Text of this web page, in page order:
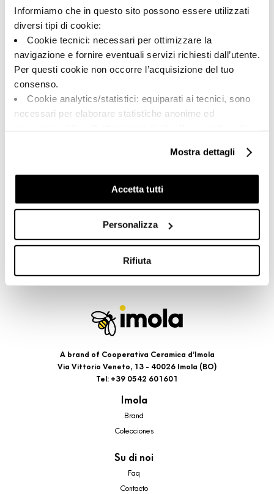
Informiamo che in questo sito possono essere utilizzati
diversi tipi di cookie:
Cookie tecnici: necessari per ottimizzare la
navigazione e fornire eventuali servizi richiesti dall’utente.
Per questi cookie non occorre l’acquisizione del tuo
consenso.
Cookie analytics/statistici: equiparati ai tecnici, sono
necessari per elaborare statistiche anonime ed
Cookie di profilazione/marketing: sono utilizzati, solo
previo tuo consenso, per esaminare le tue abitudini di
navigazione e mostrarti quindi avvisi pubblicitari mirati, in
linea con le tue preferenze.
cookie di profilazione, selezionando uno dei bottoni sotto
riportati. Puoi avere maggiori dettagli visionando
l’Informativa estesa cookie. La chiusura del presente
banner comporterà il permanere dei soli cookie tecnici ed
comunque modificare le tue scelte in qualsiasi momento,
accedendo al link presente nel footer.
Mostra dettagli
Accetta tutti
Personalizza
Rifiuta
00684
Gris
Tipo:
Fondo
Formato:
matt
Aspecto de la superficie:
opaco
Destonalización:
Share:
A brand of Cooperativa Ceramica d’Imola
Via Vittorio Veneto, 13 - 40026 Imola (BO)
Tel: +39 0542 601601
Imola
Brand
Colecciones
Su di noi
Faq
Contacto